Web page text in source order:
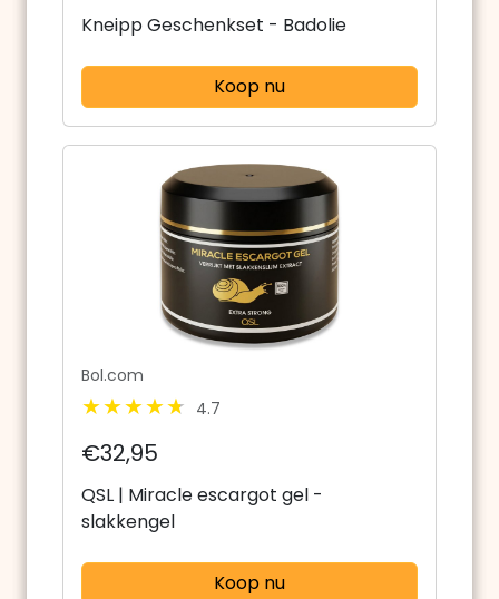
Kneipp Geschenkset - Badolie
Koop nu
Bol.com
4.7
€32,95
QSL | Miracle escargot gel -
slakkengel
Koop nu